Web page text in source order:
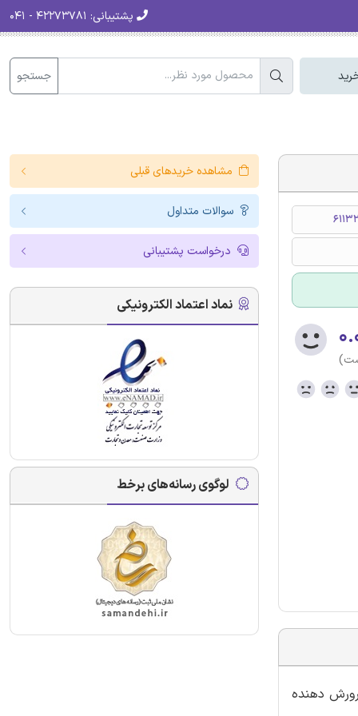
پشتیبانی:
جستجو
دهنده
مشاهده خریدهای قبلی
سوالات متداول
درخواست پشتیبانی
نماد اعتماد الکترونیکی
لوگوی رسانه‌های برخط